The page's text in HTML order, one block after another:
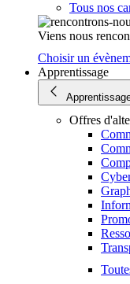
Tous nos
Viens nous
Choisir un
Apprentissage
Offres